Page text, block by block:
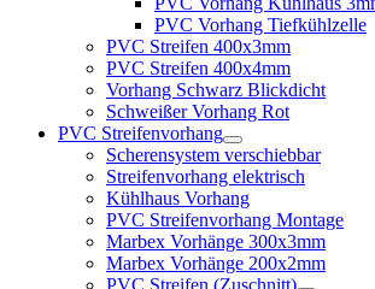
PVC Vorhang Tiefkühlzelle
PVC Streifen 400x3mm
PVC Streifen 400x4mm
Vorhang Schwarz Blickdicht
Schweißer Vorhang Rot
PVC Streifenvorhang
Scherensystem verschiebbar
Streifenvorhang elektrisch
Kühlhaus Vorhang
PVC Streifenvorhang Montage
Marbex Vorhänge 300x3mm
Marbex Vorhänge 200x2mm
PVC Streifen (Zuschnitt)